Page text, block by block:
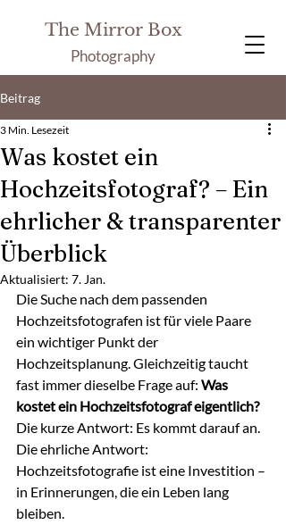
The Mirror Box
Photography
Beitrag
Was kostet ein
Hochzeitsfotograf? – Ein
ehrlicher & transparenter
Überblick
3 Min. Lesezeit
Aktualisiert: 7. Jan.
Die Suche nach dem passenden
Hochzeitsfotografen ist für viele Paare
ein wichtiger Punkt der
Hochzeitsplanung. Gleichzeitig taucht
fast immer dieselbe Frage auf: Was
kostet ein Hochzeitsfotograf eigentlich?
Die kurze Antwort: Es kommt darauf an.
Die ehrliche Antwort:
Hochzeitsfotografie ist eine Investition –
in Erinnerungen, die ein Leben lang
bleiben.